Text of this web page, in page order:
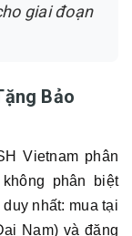
giai đoạn
Bảo
Vietnam phân
phân biệt
nhất: mua tại
Nam) và đăng